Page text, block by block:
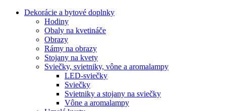
Dekorácie a bytové doplnky
Hodiny
Obaly na kvetináče
Obrazy
Rámy na obrazy
Stojany na kvety
Sviečky, svietniky, vône a aromalampy
LED-sviečky
Sviečky
Svietniky a stojany na sviečky
Vône a aromalampy